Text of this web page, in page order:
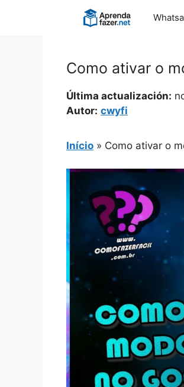
Como ativar o
Última actualización:
Autor: cwyfi
Início » Como ativar o